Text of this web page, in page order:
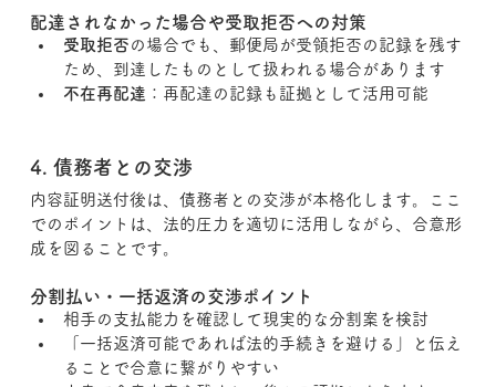
配達されなかった場合や受取拒否への対策
受取拒否 の場合でも、郵便局が受領拒否の記録を残す
ため、到達したものとして扱われる場合があります
不在再配達 ：再配達の記録も証拠として活用可能
4. 債務者との交渉
内容証明送付後は、債務者との交渉が本格化します。ここ
でのポイントは、法的圧力を適切に活用しながら、合意形
成を図ることです。
分割払い・一括返済の交渉ポイント
相手の支払能力を確認して現実的な分割案を検討
「一括返済可能であれば法的手続きを避ける」と伝え
ることで合意に繋がりやすい